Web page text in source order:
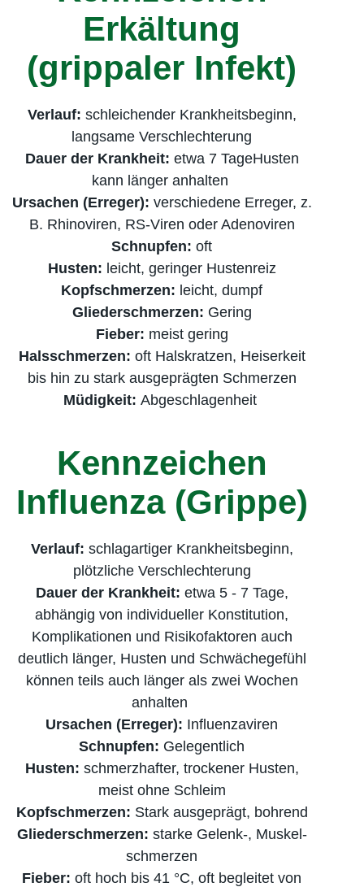
Erkältung
(grippaler Infekt)
Verlauf: schleichender Krankheitsbeginn,
langsame Verschlechterung
Dauer der Krankheit: etwa 7 TageHusten
kann länger anhalten
Ursachen (Erreger): verschiedene Erreger, z.
B. Rhinoviren, RS-Viren oder Adenoviren
Schnupfen: oft
Husten: leicht, geringer Husten­reiz
Kopfschmerzen: leicht, dumpf
Gliederschmerzen: Gering
Fieber: meist gering
Halsschmerzen: oft Halskratzen, Heiserkeit
bis hin zu stark ausgeprägten Schmerzen
Müdigkeit: Abgeschlagenheit
Kennzeichen
Influenza (Grippe)
Verlauf: schlagartiger Krankheits­beginn,
plötzliche Verschlechte­rung
Dauer der Krankheit: etwa 5 - 7 Tage,
abhängig von individueller Konstitution,
Komplikationen und Risiko­faktoren auch
deutlich länger, Husten und Schwächegefühl
können teils auch länger als zwei Wochen
anhalten
Ursachen (Erreger): Influenzaviren
Schnupfen: Gelegentlich
Husten: schmerzhafter, trockener Husten,
meist ohne Schleim
Kopfschmerzen: Stark ausgeprägt, bohrend
Gliederschmerzen: starke Gelenk-, Muskel­
schmerzen
Fieber: oft hoch bis 41 °C, oft begleitet von